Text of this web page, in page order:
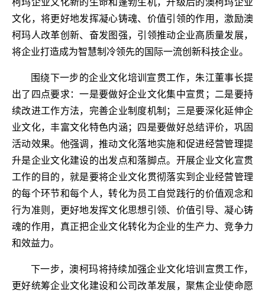
文化，将更好地发挥凝心铸魂、价值引领的作用，激励澳
柯玛人改革创新、奋发图强，引领推动企业高质量发展，
将企业打造成为智慧制冷领先的国际一流创新科技企业。
围绕下一步的企业文化培训宣贯工作，朱江董事长提
出了四点要求：一是要做好企业文化集中宣贯；二是要持
续改进工作方法，完善企业制度机制；三是要深化延伸企
业文化，丰富文化特色内涵；四是要做好总结评价，巩固
活动效果。他强调，推动文化落地实施和促进经营管理提
升是企业文化建设的出发点和落脚点。开展企业文化宣贯
工作的目的，就是要将企业文化贯彻落实到企业经营管理
的每个环节和每个人，转化为员工自觉践行的价值观念和
行为准则，更好地发挥文化思想引领、价值引导、凝心铸
魂的作用，真正把企业文化转化为企业的生产力、竞争力
和效益力。
下一步，澳柯玛将持续加强企业文化培训宣贯工作，
更好统筹企业文化建设和公司改革发展，聚焦企业使命愿